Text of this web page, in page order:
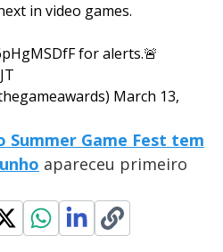
in video games.
for alerts.🚨
March 13,
Summer Game Fest tem
apareceu primeiro